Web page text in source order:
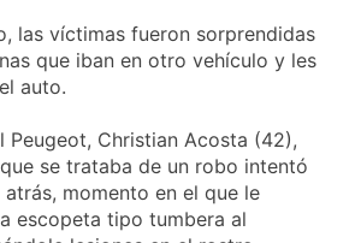
Messi, a los 68 años
Thiago Medina fue
abuso sexual
2 Días Atrás
La CGT y las dos
CTA profundizan su
plan de lucha con
nuevas marchas
2 Días Atrás
las víctimas fueron sorprendidas
que iban en otro vehículo y les
auto.
Peugeot, Christian Acosta (42),
se trataba de un robo intentó
momento en el que le
escopeta tipo tumbera al